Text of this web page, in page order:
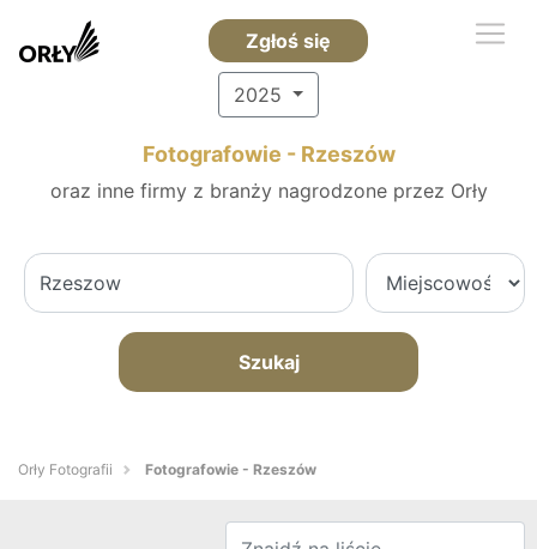
Zgłoś się
2025
Fotografowie - Rzeszów
oraz inne firmy z branży nagrodzone przez Orły
Szukaj
Orły Fotografii Fotografowie - Rzeszów